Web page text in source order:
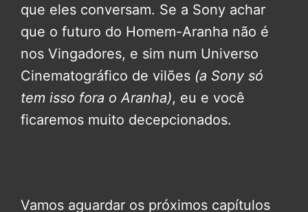
que eles conversam. Se a Sony achar
que o futuro do Homem-Aranha não é
nos Vingadores, e sim num Universo
Cinematográfico de vilões (a Sony só
tem isso fora o Aranha), eu e você
ficaremos muito decepcionados.
Vamos aguardar os próximos capítulos